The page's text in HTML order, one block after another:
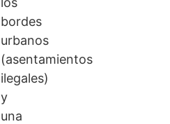
bordes
urbanos
(asentamientos
ilegales)
y
una